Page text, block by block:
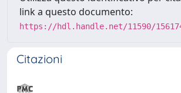
link a questo documento:
https://hdl.handle.net/11590/
Citazioni